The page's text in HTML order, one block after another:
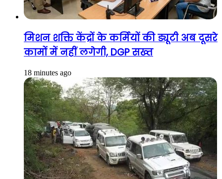
मिशन शक्ति केंद्रों के कर्मियों की ड्यूटी अब दूसरे
कामों में नहीं लगेगी, DGP सख्त
18 minutes ago